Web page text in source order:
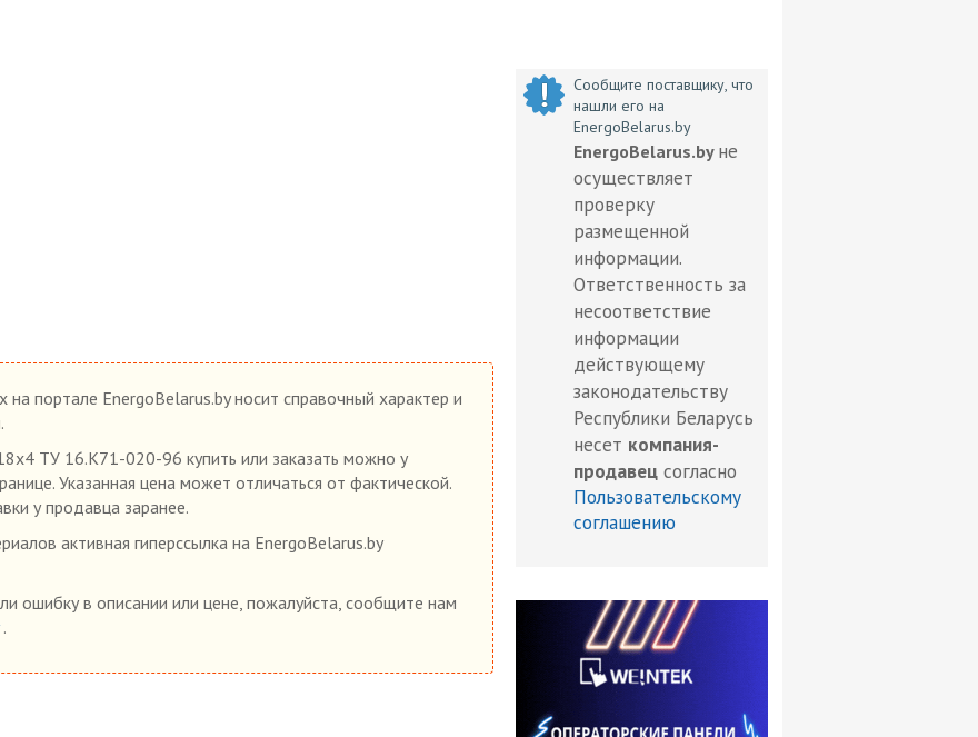
Сообщите поставщику, что
нашли его на
EnergoBelarus.by
EnergoBelarus.by не
осуществляет
проверку
размещенной
информации.
Ответственность за
несоответствие
информации
действующему
законодательству
Республики Беларусь
несет компания-
продавец согласно
Пользовательскому
соглашению
на портале EnergoBelarus.by носит справочный характер и
ТУ 16.К71-020-96 купить или заказать можно у
Указанная цена может отличаться от фактической.
у продавца заранее.
активная гиперссылка на EnergoBelarus.by
ошибку в описании или цене, пожалуйста, сообщите нам
.